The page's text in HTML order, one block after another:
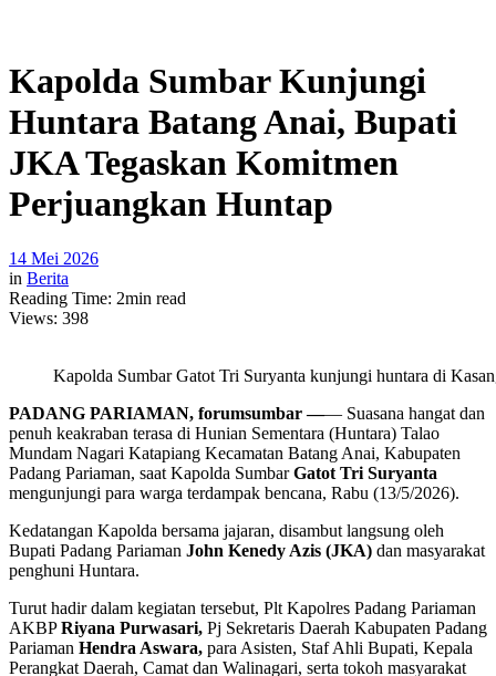
Kapolda Sumbar Kunjungi
Huntara Batang Anai, Bupati
JKA Tegaskan Komitmen
Perjuangkan Huntap
14 Mei 2026
in Berita
Reading Time: 2min read
Views: 398
Kapolda Sumbar Gatot Tri Suryanta kunjungi huntara di
PADANG PARIAMAN, forumsumbar —— Suasana hangat dan
penuh keakraban terasa di Hunian Sementara (Huntara) Talao
Mundam Nagari Katapiang Kecamatan Batang Anai, Kabupaten
Padang Pariaman, saat Kapolda SumbarGatot Tri Suryanta
mengunjungi para warga terdampak bencana, Rabu (13/5/2026).
Kedatangan Kapolda bersama jajaran, disambut langsung oleh
Bupati Padang Pariaman John Kenedy Azis (JKA) dan masyarakat
penghuni Huntara.
‎Turut hadir dalam kegiatan tersebut, Plt Kapolres Padang Pariaman
AKBPRiyana Purwasari, Pj Sekretaris Daerah Kabupaten Padang
Pariaman Hendra Aswara, para Asisten, Staf Ahli Bupati, Kepala
Perangkat Daerah, Camat dan Walinagari, serta tokoh masyarakat